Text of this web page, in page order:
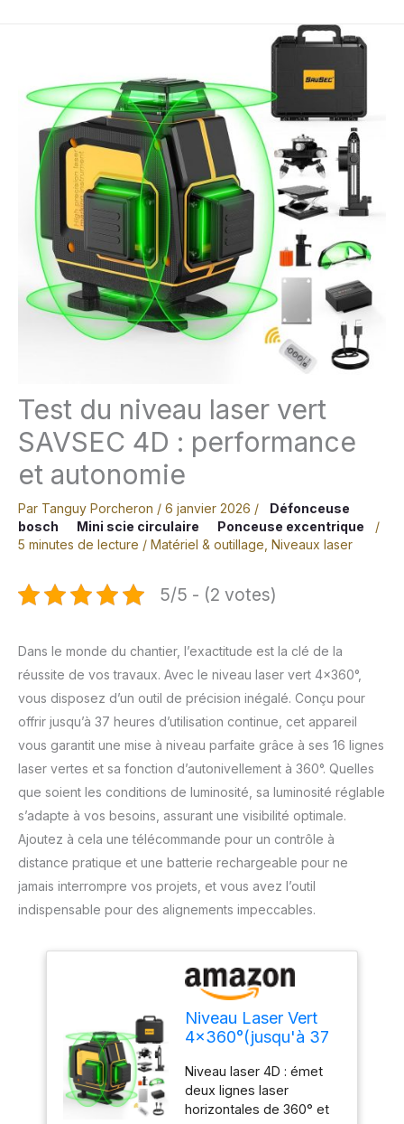
Test du niveau laser vert
SAVSEC 4D : performance
et autonomie
Par Tanguy Porcheron / 6 janvier 2026 /
Défonceuse
bosch
Mini scie circulaire Ponceuse excentrique
/
5 minutes de lecture / Matériel & outillage Niveaux laser
5/5 - (2 votes)
Dans le monde du chantier, l’exactitude est la clé de la
réussite de vos travaux. Avec le niveau laser vert 4×360°,
vous disposez d’un outil de précision inégalé. Conçu pour
offrir jusqu’à 37 heures d’utilisation continue, cet appareil
vous garantit une mise à niveau parfaite grâce à ses 16 lignes
laser vertes et sa fonction d’autonivellement à 360°. Quelles
que soient les conditions de luminosité, sa luminosité réglable
s’adapte à vos besoins, assurant une visibilité optimale.
Ajoutez à cela une télécommande pour un contrôle à
distance pratique et une batterie rechargeable pour ne
jamais interrompre vos projets, et vous avez l’outil
indispensable pour des alignements impeccables.
Niveau Laser Vert
4x360°(jusqu'à 37
Chantier 4D 16
Lignes Laser, Lazer
Niveaux 360
Niveau laser 4D : émet
deux lignes laser
horizontales de 360° et